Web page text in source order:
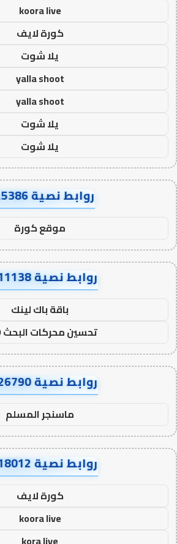
koora live
كورة لايف
يلا شوت
yalla shoot
yalla shoot
يلا شوت
يلا شوت
روابط نصية AA5386
موقع كورة
روابط نصية AA11138
باقة باك لينك
تحسين محركات البحث SEO
روابط نصية AA26790
ماسنجر المسلم
روابط نصية AA18012
كورة لايف
koora live